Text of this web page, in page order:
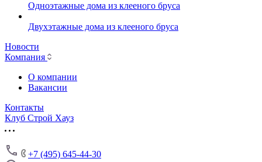
Одноэтажные дома из клееного бруса
Двухэтажные дома из клееного бруса
Новости
Компания
О компании
Вакансии
Контакты
Клуб Строй Хауз
+7 (495) 645-44-30